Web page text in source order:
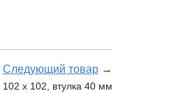
Следующий товар →
x 102, втулка 40 мм